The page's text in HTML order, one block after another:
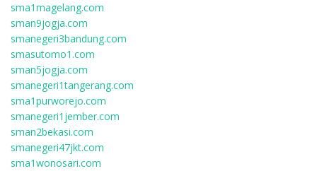
sma1magelang.com
sman9jogja.com
smanegeri3bandung.com
smasutomo1.com
sman5jogja.com
smanegeri1tangerang.com
sma1purworejo.com
smanegeri1jember.com
sman2bekasi.com
smanegeri47jkt.com
sma1wonosari.com